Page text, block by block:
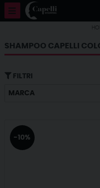
SHAMPOO CAPELLI
FILTRI
MARCA
-10%